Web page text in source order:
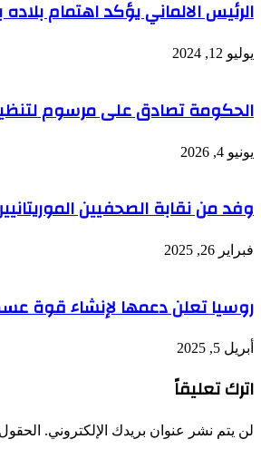
الرئيس الالماني يؤكد اهتمام
يوليو 12, 2024
الحكومة تصادق على مرسوم لتنظيم
يونيو 4, 2026
وفد من نقابة الصحفيين
فبراير 26, 2025
روسيا تعلن دعمها لإنشاء قوة
أبريل 5, 2025
اترك تعليقاً
لن يتم نشر عنوان بريدك الإلكتروني.